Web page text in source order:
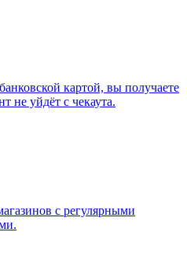
картой, вы получаете
не уйдёт с чекаута.
с регулярными